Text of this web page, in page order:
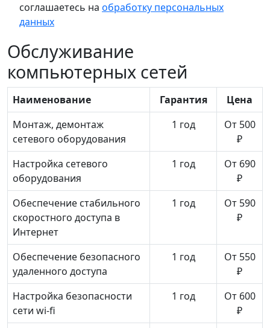
соглашаетесь на обработку персональных
данных
Обслуживание
компьютерных сетей
Наименование Гарантия
Цена
Монтаж, демонтаж
сетевого оборудования
1 год
От 500
₽
Настройка сетевого
оборудования
1 год
От 690
₽
Обеспечение стабильного
скоростного доступа в
Интернет
1 год
От 590
₽
Обеспечение безопасного
удаленного доступа
1 год
От 550
₽
Настройка безопасности
сети wi-fi
1 год
От 600
₽